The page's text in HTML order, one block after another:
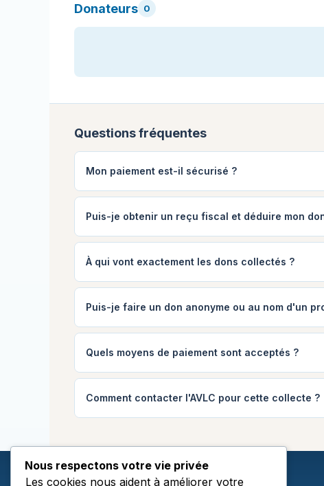
Donateurs 0
Questions fréquentes
Mon paiement est-il sécurisé ?
Puis-je obtenir un reçu fiscal et déduire mon
À qui vont exactement les dons collectés ?
Puis-je faire un don anonyme ou au nom d'un
Quels moyens de paiement sont acceptés ?
Comment contacter l'AVLC pour cette collecte ?
Nous respectons votre vie privée
Les cookies nous aident à améliorer votre